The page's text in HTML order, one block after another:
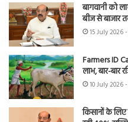
बागवानी को
बीज से बाजार
15 July 2026
Farmers ID
लाभ, बार-बार
10 July 2026
किसानों के